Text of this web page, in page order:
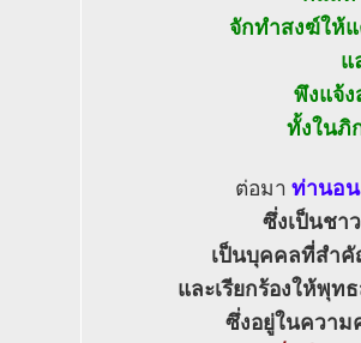
จักทำสงฆ์ให้
แ
พึงแจ้
ทั้งในภิ
ต่อมา ท่านอน
ซึ่งเป็นชา
เป็นบุคคลที่สำคั
และเรียกร้องให้พุท
ซึ่งอยู่ในความ